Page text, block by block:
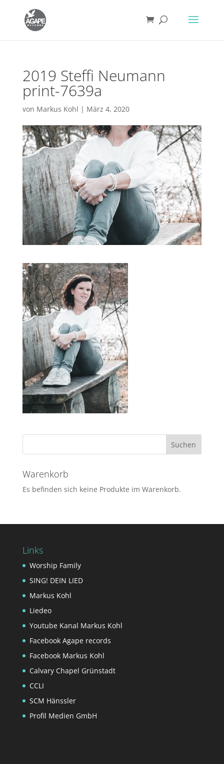
2019 Steffi Neumann
print-7639a
von Markus Kohl | März 4, 2020
Warenkorb
Es befinden sich keine Produkte im Warenkorb.
Links
Worship Family
SING! DEIN LIED
Markus Kohl
Liedeo
Youtube Kanal Markus Kohl
Facebook Agape records
Facebook Markus Kohl
Calvary Chapel Grünstadt
CCLI
SCM Hänssler
Profil Medien GmbH